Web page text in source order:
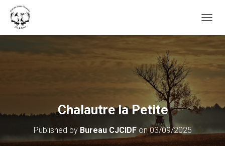
Chalautre la Petite
Published by Bureau CJCIDFon03/09/2025